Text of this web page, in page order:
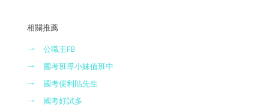
相關推薦
→
公職王FB
→
國考班導小妹值班中
→
國考便利貼先生
→
國考好試多